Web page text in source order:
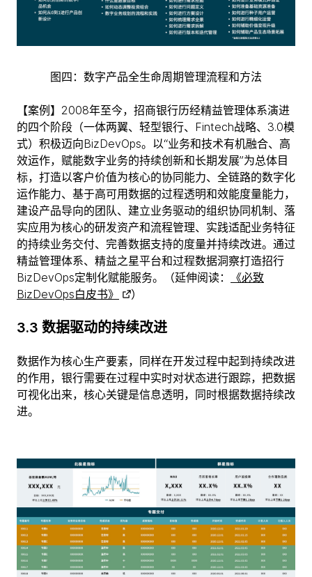
图四：数字产品全生命周期管理流程和方法
【案例】2008年至今，招商银行历经精益管理体系演进
的四个阶段（一体两翼、轻型银行、Fintech战略、3.0模
式）积极迈向BizDevOps。以“业务和技术有机融合、高
效运作，赋能数字业务的持续创新和长期发展”为总体目
标，打造以客户价值为核心的协同能力、全链路的数字化
运作能力、基于高可用数据的过程透明和效能度量能力，
建设产品导向的团队、建立业务驱动的组织协同机制、落
实应用为核心的研发资产和流程管理、实践适配业务特征
的持续业务交付、完善数据支持的度量并持续改进。通过
精益管理体系、精益之星平台和过程数据洞察打造招行
BizDevOps定制化赋能服务。（延伸阅读：
《必致
BizDevOps白皮书》
）
3.3 数据驱动的持续改进
数据作为核心生产要素，同样在开发过程中起到持续改进
的作用，银行需要在过程中实时对状态进行跟踪，把数据
可视化出来，核心关键是信息透明，同时根据数据持续改
进。